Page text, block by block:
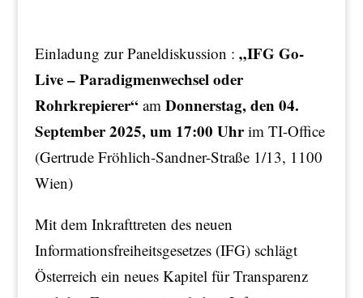
Einladung zur Paneldiskussion : „IFG Go-
Live – Paradigmenwechsel oder
Rohrkrepierer“am Donnerstag, den 04.
September 2025, um 17:00 Uhrim TI-Office
(Gertrude Fröhlich-Sandner-Straße 1/13, 1100
Wien)
Mit dem Inkrafttreten des neuen
Informationsfreiheitsgesetzes (IFG) schlägt
Österreich ein neues Kapitel für Transparenz